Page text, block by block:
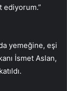
ediyorum.”
yemeğine, eşi
İsmet Aslan,